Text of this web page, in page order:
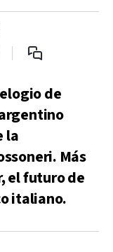
de
la
Más
el futuro de
italiano.